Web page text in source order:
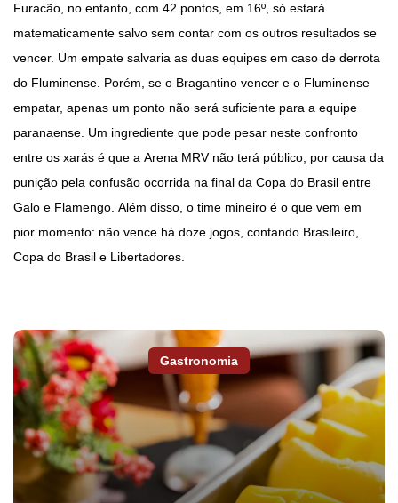
Furacão, no entanto, com 42 pontos, em 16º, só estará
matematicamente salvo sem contar com os outros resultados se
vencer. Um empate salvaria as duas equipes em caso de derrota
do Fluminense. Porém, se o Bragantino vencer e o Fluminense
empatar, apenas um ponto não será suficiente para a equipe
paranaense. Um ingrediente que pode pesar neste confronto
entre os xarás é que a Arena MRV não terá público, por causa da
punição pela confusão ocorrida na final da Copa do Brasil entre
Galo e Flamengo. Além disso, o time mineiro é o que vem em
pior momento: não vence há doze jogos, contando Brasileiro,
Copa do Brasil e Libertadores.
Gastronomia